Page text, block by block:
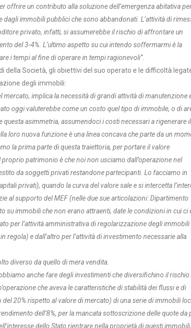
offrire un contributo alla soluzione dell’emergenza abitativa
immobili pubblici che sono abbandonati. L’attività di
privato, infatti, si assumerebbe il rischio di affrontare un
del 3-4%. L’ultimo aspetto su cui intendo soffermarmi è la
i tempi al fine di operare in tempi ragionevoli”.
della Società, gli obiettivi del suo operato e le difficoltà
degli immobili:
implica la necessità di grandi attività di manutenzione
oggi valuterebbe come un costo quel tipo di immobile, o di
asimmetria, assumendoci i costi necessari a rigenerare il
loro nuova funzione è una linea concava che parte da un
la prima parte di questa traiettoria, per portare il valore
patrimonio è che noi non usciamo dall’operazione nel
da soggetti privati restandone partecipanti. Lo facciamo in
privati), quando la curva del valore sale e si intercetta
al supporto del MEF (nelle due sue articolazioni: Dipartimento
su immobili che non erano attraenti, date le condizioni in cui ci
per l’attività amministrativa di regolarizzazione degli immobili
e dall’altro per l’attività di investimento necessarie alla
diverso da quello di mera vendita.
anche fare degli investimenti che diversifichino il
che aveva le caratteristiche di stabilità dei flussi e di
20% rispetto al valore di mercato) di una serie di immobili
dell’8%, per la mancata sottoscrizione delle quote da
dello Stato rientrare nella proprietà di questi